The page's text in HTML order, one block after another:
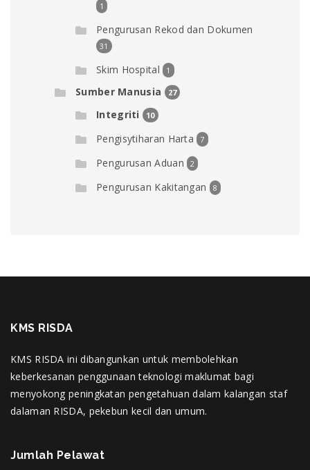
1
Pengurusan Rekod dan Dokumen
31
Skim Hospital 1
Sumber Manusia 27
Integriti 10
Pengisytiharan Harta 7
Pengurusan Aduan 2
Pengurusan Kakitangan 8
KMS RISDA
KMS RISDA ini dibangunkan untuk membolehkan
keberkesanan penggunaan teknologi maklumat bagi
menyokong peningkatan pengetahuan dalam kalangan staf
dalaman RISDA, pekebun kecil dan umum.
Jumlah Pelawat